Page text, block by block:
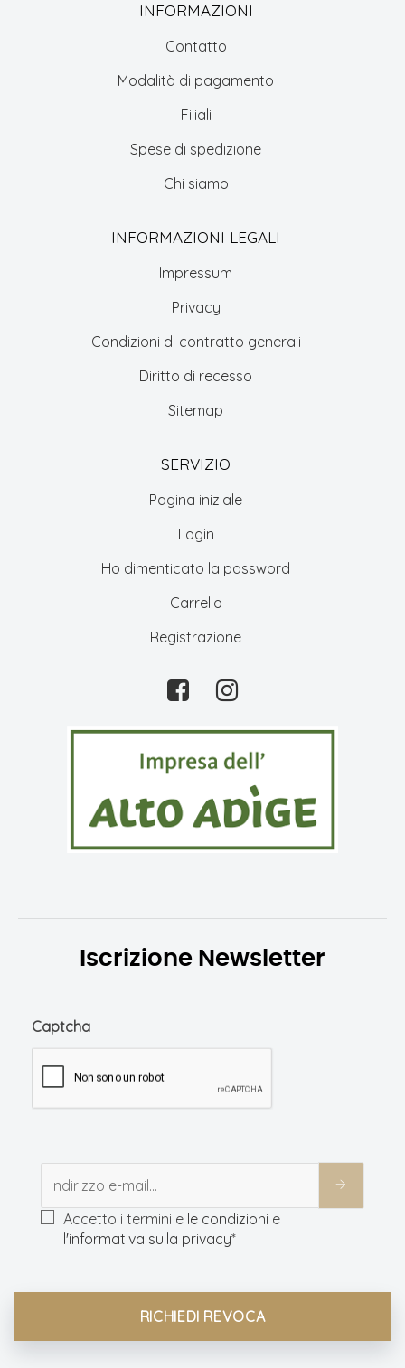
INFORMAZIONI
Contatto
Modalità di pagamento
Filiali
Spese di spedizione
Chi siamo
INFORMAZIONI LEGALI
Impressum
Privacy
Condizioni di contratto generali
Diritto di recesso
Sitemap
SERVIZIO
Pagina iniziale
Login
Ho dimenticato la password
Carrello
Registrazione
Iscrizione Newsletter
Captcha
Accetto i termini e le condizioni e
l'informativa sulla privacy*
RICHIEDI REVOCA